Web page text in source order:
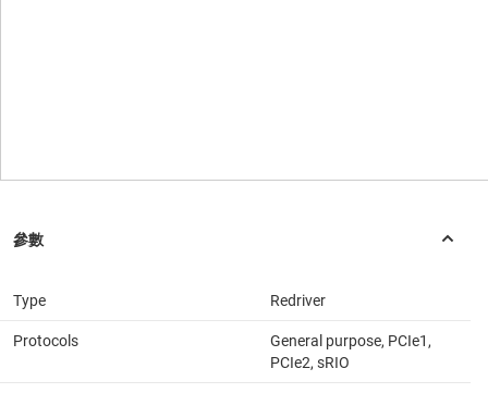
Type Redriver
Protocols
General purpose, PCIe1,
PCIe2, sRIO